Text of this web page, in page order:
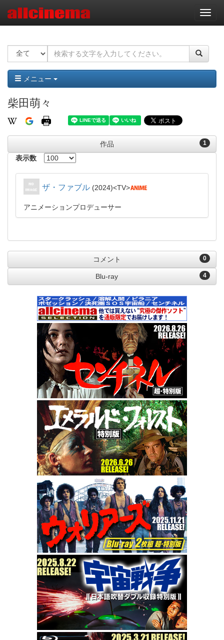
ナ
ビ
ー
ョ
ン
メニュー
柴田萌々
1
作品
表示数
ザ・ファブル 2024 TV
アニメーションプロデューサー
0
コメント
4
Blu-ray